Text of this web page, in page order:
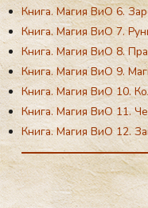
Книга. Магия ВиО 1.
Книга. Магия ВиО 2.
Книга. Магия ВиО 3.
Книга. Магия ВиО 4.
Книга. Магия ВиО 5.
Книга. Магия ВиО 6.
Книга. Магия ВиО 7.
Книга. Магия ВиО 8.
Книга. Магия ВиО 9.
Книга. Магия ВиО 10.